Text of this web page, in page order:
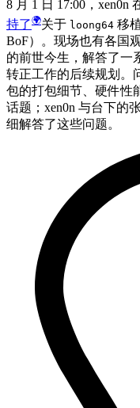
8 月 1 日 17:00，xen0n
持了
关于 loong64 移
BoF）。现场也有各国
的前世今生，解答了一
转正工作的后续规划。
包的打包细节、硬件性
话题；xen0n 与台下的
细解答了这些问题。